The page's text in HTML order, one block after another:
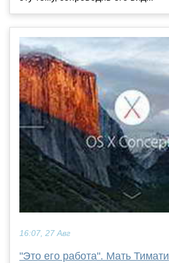
16:07, 27 Авг
"Это его работа". Мать Тимати